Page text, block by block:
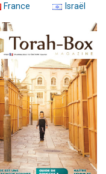
France
Israël